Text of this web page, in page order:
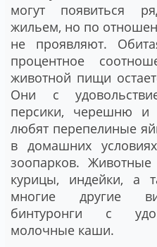
могут появиться
жильем, но по
не проявляют.
процентное
животной пищи
Они с
персики, черешню и
любят перепелиные
в домашних
зоопарков.
курицы, индейки, а
многие другие
бинтуронги с
молочные каши.